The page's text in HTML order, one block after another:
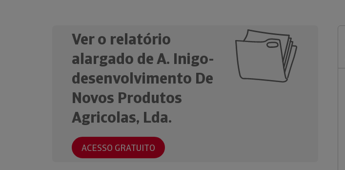
Ver o relatório
alargado de A. Inigo-
desenvolvimento De
Novos Produtos
Agricolas, Lda.
ACESSO GRATUITO